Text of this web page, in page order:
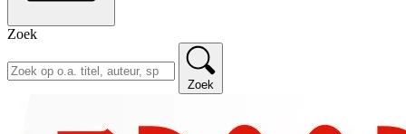
Zoek
Zoek